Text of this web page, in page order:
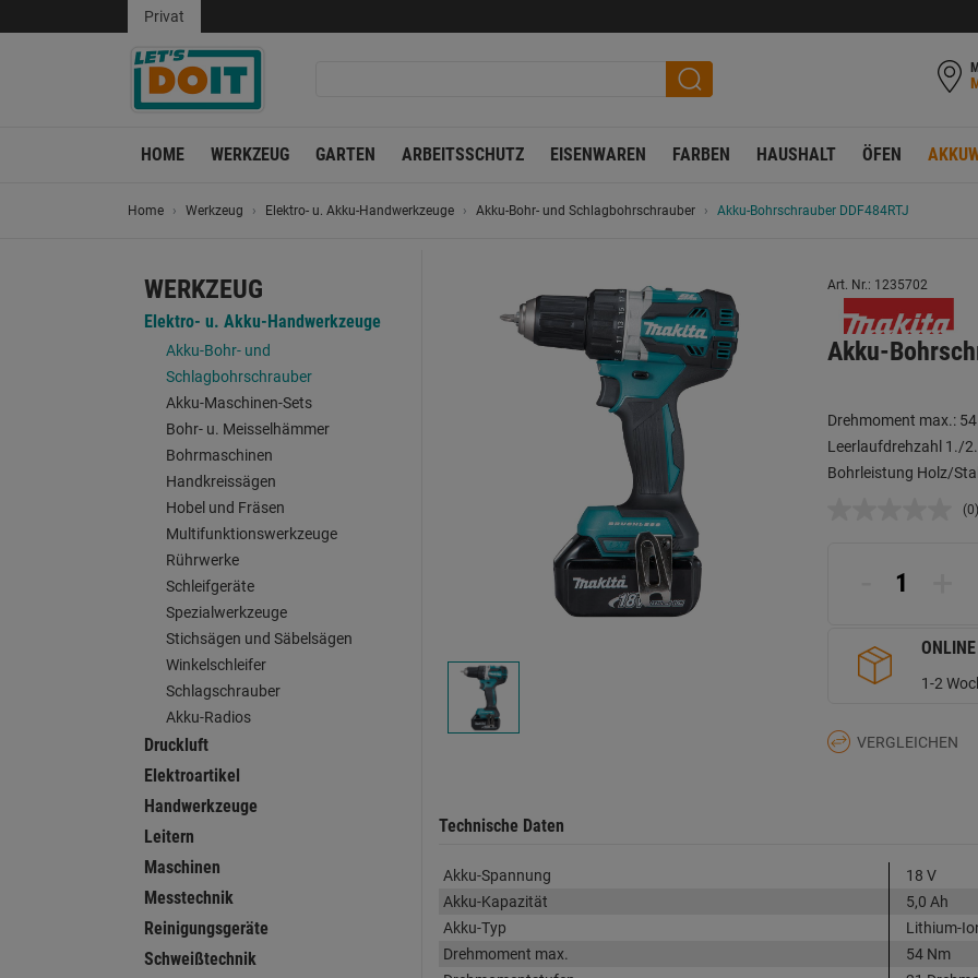
Privat
HOME WERKZEUG GARTEN ARBEITSSCHUTZ EISENWAREN FARBEN HAUSHALT ÖFEN
Home Werkzeug Elektro- u. Akku-Handwerkzeuge Akku-Bohr- und Schlagbohrschrauber Akku-Bohrschrauber DDF484RTJ
WERKZEUG
Elektro- u. Akku-Handwerkzeuge
Akku-Bohr- und
Schlagbohrschrauber
Akku-Maschinen-Sets
Bohr- u. Meisselhämmer
Bohrmaschinen
Handkreissägen
Hobel und Fräsen
Multifunktionswerkzeuge
Rührwerke
Schleifgeräte
Spezialwerkzeuge
Stichsägen und Säbelsägen
Winkelschleifer
Schlagschrauber
Akku-Radios
Druckluft
Elektroartikel
Handwerkzeuge
Leitern
Maschinen
Messtechnik
Reinigungsgeräte
Schweißtechnik
Art. Nr.: 1235702
Akku-
Drehmoment max.:
Leerlaufdrehzahl 1./
Bohrleistung Holz/
1-2
VERGLEICHEN
Technische Daten
Akku-Spannung
18 V
Akku-Kapazität
5,0 Ah
Akku-Typ
Lithium-
Drehmoment max.
54 Nm